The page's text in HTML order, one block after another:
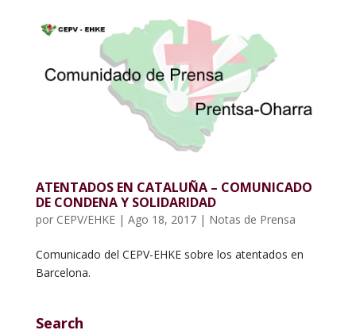
ATENTADOS EN CATALUÑA – COMUNICADO
DE CONDENA Y SOLIDARIDAD
por CEPV/EHKE| Ago 18, 2017| Notas de Prensa
Comunicado del CEPV-EHKE sobre los atentados en
Barcelona.
Search